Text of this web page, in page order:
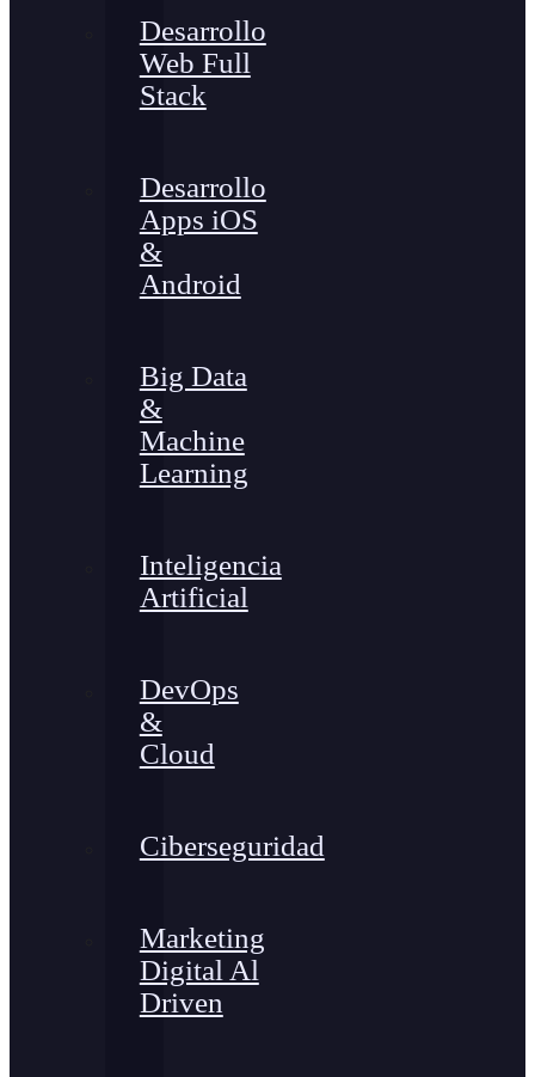
Desarrollo
Web Full
Stack
Desarrollo
Apps iOS
&
Android
Big Data
&
Machine
Learning
Inteligencia
Artificial
DevOps
&
Cloud
Ciberseguridad
Marketing
Digital Al
Driven